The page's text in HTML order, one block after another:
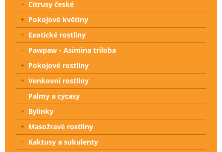
Citrusy české
Pokojové květiny
Exotické rostliny
Pawpaw - Asimina triloba
Pokojové rostliny
Venkovní rostliny
Palmy a cycasy
Bylinky
Masožravé rostliny
Kaktusy a sukulenty